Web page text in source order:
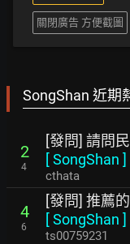
關閉廣告 方便截圖
SongShan 近期
2
4
[發問] 請問
[SongShan ]
cthata
4
6
[發問] 推薦
[SongShan ]
ts00759231